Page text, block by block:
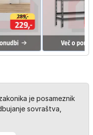
je posameznik
sovraštva,